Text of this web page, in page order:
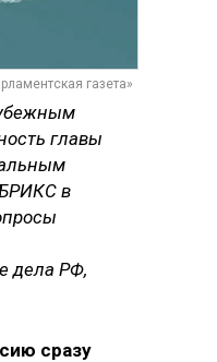
газета»
главы
в
дела РФ,
сразу